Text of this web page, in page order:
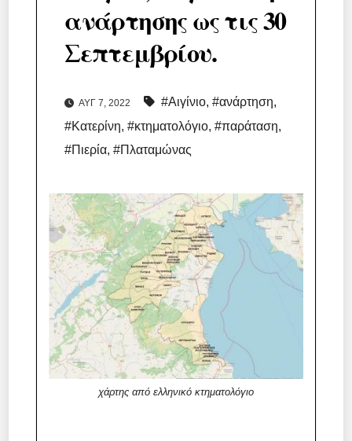
ανάρτησης ως τις 30
Σεπτεμβρίου.
ΑΥΓ 7, 2022 #Αιγίνιο,#ανάρτηση,
#Κατερίνη,#κτηματολόγιο,#παράταση,
#Πιερία,#Πλαταμώνας
χάρτης από ελληνικό κτηματολόγιο